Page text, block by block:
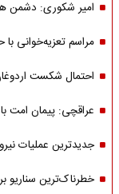
امیر شکوری: دشمن
مراسم تعزیه‌خوانی
احتمال شکست
عراقچی: پیمان امت
جدیدترین عملیات
خطرناک‌ترین سناریو